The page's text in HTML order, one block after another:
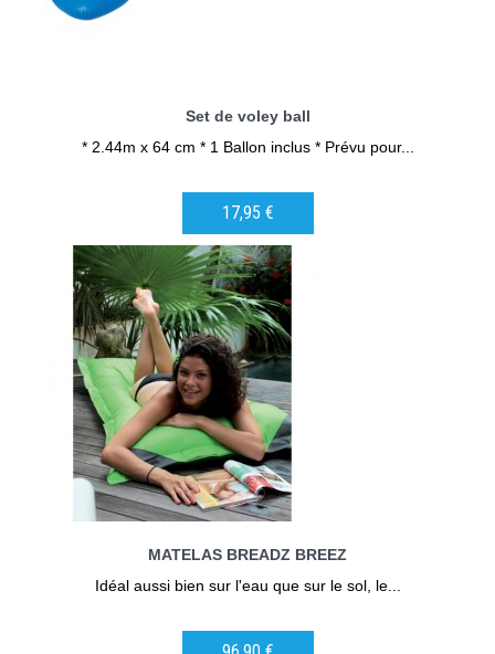
Set de voley ball
* 2.44m x 64 cm * 1 Ballon inclus * Prévu pour...
17,95 €
AJOUTER AU PANIER
MATELAS BREADZ BREEZ
Idéal aussi bien sur l'eau que sur le sol, le...